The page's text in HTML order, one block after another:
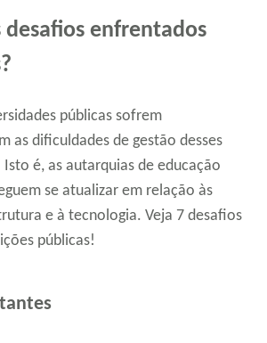
desafios enfrentados
públicas sofrem
as dificuldades de gestão desses
é, as autarquias de educação
se atualizar em relação às
e à tecnologia. Veja 7 desafios
públicas!